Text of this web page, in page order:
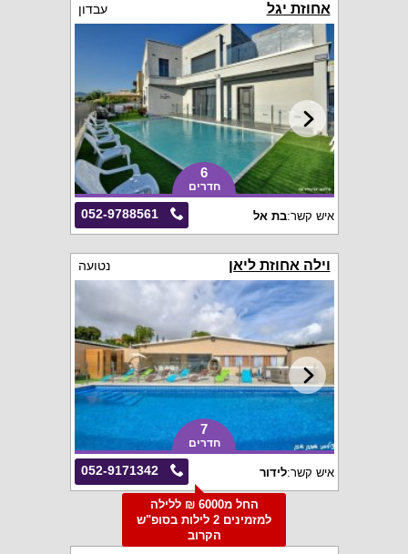
אחוזת יגל עבדון
6
חדרים
052-9788561 איש קשר:בת אל
וילה אחוזת ליאן נטועה
7
חדרים
052-9171342 איש קשר:לידור
החל מ6000 ₪ ללילה
למזמינים 2 לילות בסופ"ש
הקרוב